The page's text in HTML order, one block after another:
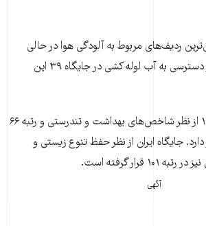
ردیف‌های مربوط به آلودگی هوا در حالی
است که رتبه ایران از نظر دسترسی به آب لوله کشی در جایگاه ۳۹ این
ایران همچنین در رتبه ۱۰۱ از نظر شاخص‌های بهداشت و تندرستی و رتبه ۶۶
دارد. جایگاه ایران از نظ‍ر حفظ تنوع زیستی و
قرار گرفته است.
آگهی